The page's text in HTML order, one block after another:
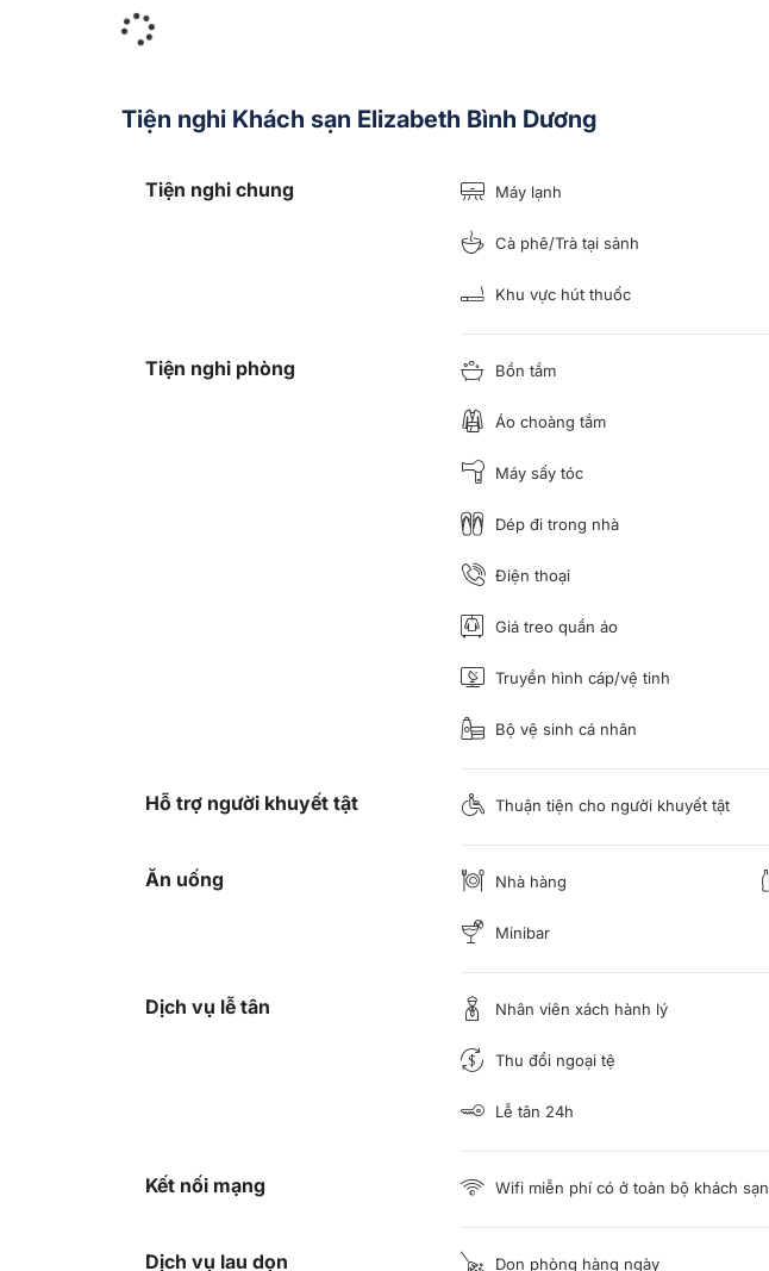
Tiện nghi Khách sạn Elizabeth Bình Dương
Tiện nghi chung Máy lạnh
Cà phê/Trà tại sảnh
Khu vực hút thuốc
Tiện nghi phòng Bồn tắm
Áo choàng tắm
Máy sấy tóc
Dép đi trong nhà
Điện thoại
Giá treo quần áo
Truyền hình cáp/vệ tinh
Bộ vệ sinh cá nhân
Hỗ trợ người khuyết tật Thuận tiện cho người khuyết tật
Ăn uống Nhà hàng
Minibar
Dịch vụ lễ tân Nhân viên xách hành lý
Thu đổi ngoại tệ
Lễ tân 24h
Kết nối mạng Wifi miễn phí có ở toàn bộ khách sạn
Dịch vụ lau dọn Dọn phòng hàng ngày